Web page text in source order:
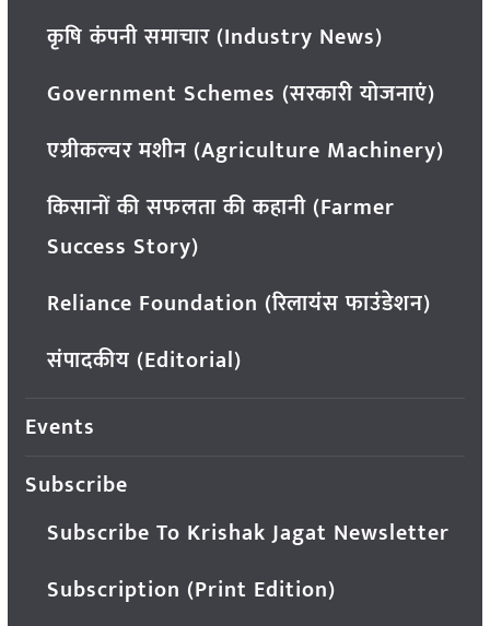
कृषि कंपनी समाचार (Industry News)
Government Schemes (सरकारी योजनाएं)
एग्रीकल्चर मशीन (Agriculture Machinery)
किसानों की सफलता की कहानी (Farmer
Success Story)
Reliance Foundation (रिलायंस फाउंडेशन)
संपादकीय (Editorial)
Events
Subscribe
Subscribe To Krishak Jagat Newsletter
Subscription (Print Edition)